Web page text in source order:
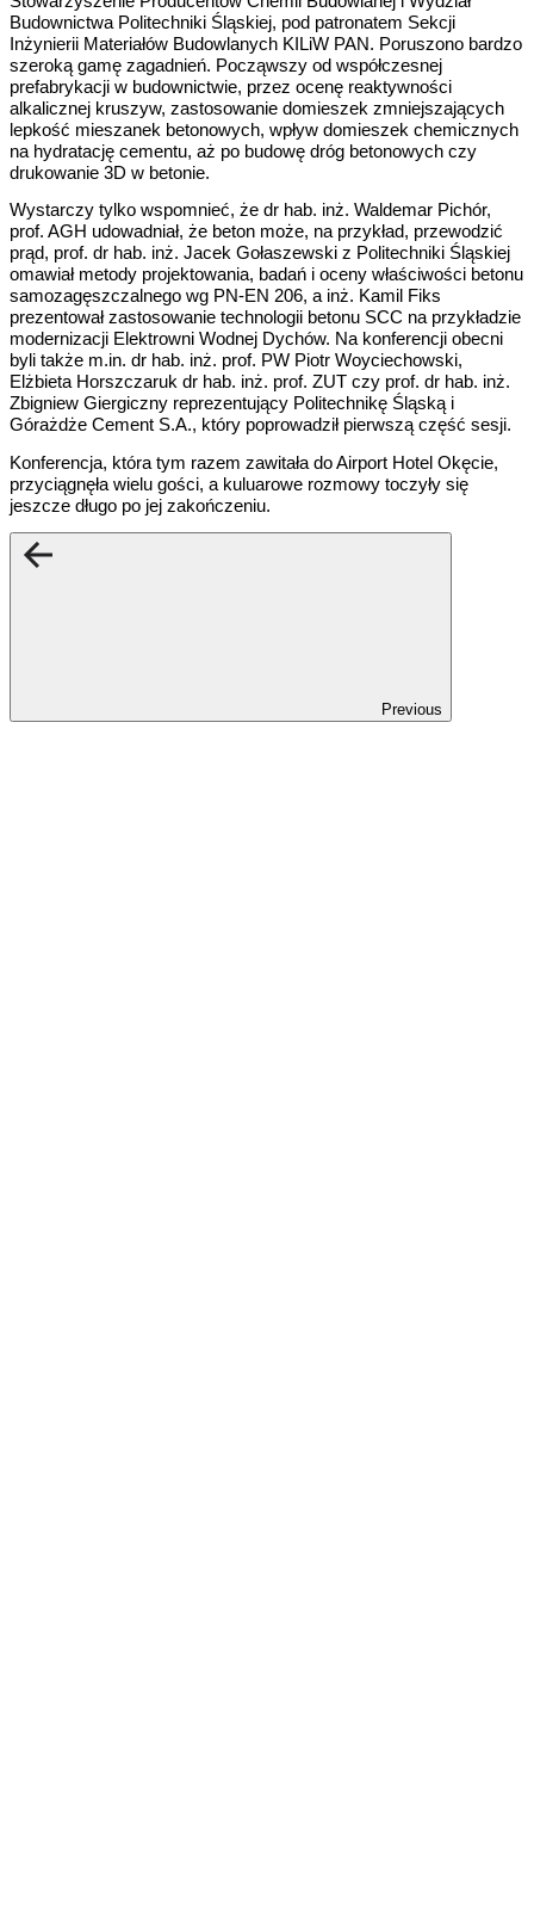
Budownictwa Politechniki Śląskiej, pod patronatem Sekcji
Inżynierii Materiałów Budowlanych KILiW PAN. Poruszono bardzo
szeroką gamę zagadnień. Począwszy od współczesnej
prefabrykacji w budownictwie, przez ocenę reaktywności
alkalicznej kruszyw, zastosowanie domieszek zmniejszających
lepkość mieszanek betonowych, wpływ domieszek chemicznych
na hydratację cementu, aż po budowę dróg betonowych czy
drukowanie 3D w betonie.
Wystarczy tylko wspomnieć, że dr hab. inż. Waldemar Pichór,
prof. AGH udowadniał, że beton może, na przykład, przewodzić
prąd, prof. dr hab. inż. Jacek Gołaszewski z Politechniki Śląskiej
omawiał metody projektowania, badań i oceny właściwości betonu
samozagęszczalnego wg PN-EN 206, a inż. Kamil Fiks
prezentował zastosowanie technologii betonu SCC na przykładzie
modernizacji Elektrowni Wodnej Dychów. Na konferencji obecni
byli także m.in. dr hab. inż. prof. PW Piotr Woyciechowski,
Elżbieta Horszczaruk dr hab. inż. prof. ZUT czy prof. dr hab. inż.
Zbigniew Giergiczny reprezentujący Politechnikę Śląską i
Górażdże Cement S.A., który poprowadził pierwszą część sesji.
Konferencja, która tym razem zawitała do Airport Hotel Okęcie,
przyciągnęła wielu gości, a kuluarowe rozmowy toczyły się
jeszcze długo po jej zakończeniu.
Previous